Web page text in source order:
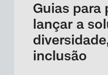
Guias para
lançar a
inclusão